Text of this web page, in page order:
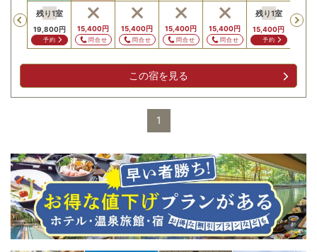
Previous
円
残り1室
19,800円
予約
15,400円
問合せ
15,400円
問合せ
15,400円
問合せ
15,400円
問合せ
残り1室
15,400円
予約
この宿を見る
1